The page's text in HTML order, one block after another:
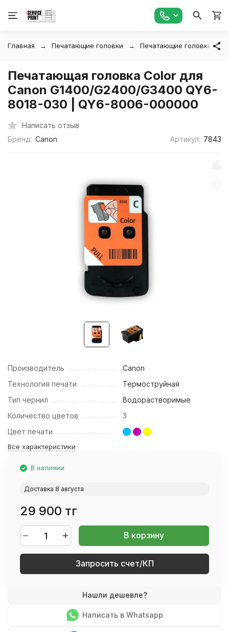
Главная Печатающие головки Печатающие головки
Печатающая головка Color для
Canon G1400/G2400/G3400 QY6-
8018-030 | QY6-8006-000000
Написать отзыв
Бренд: Canon Артикул: 7843
Производитель
Canon
Технология печати
Термоструйная
Тип чернил
Водорастворимые
Количество цветов
3
Цвет печати
Все характеристики
В наличии
Доставка 8 августа
29 900 тг
В корзину
Запросить счет/КП
Написать в Whatsapp